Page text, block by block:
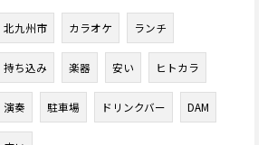
北九州市 カラオケ ランチ
持ち込み 楽器 安い ヒトカラ
演奏 駐車場 ドリンクバー DAM